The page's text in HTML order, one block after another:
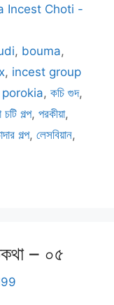
Incest Choti -
, bouma,
, incest group
porokia, কচি গুদ,
চটি গল্প, পরকীয়া,
গল্প, লেসবিয়ান,
– ০৫